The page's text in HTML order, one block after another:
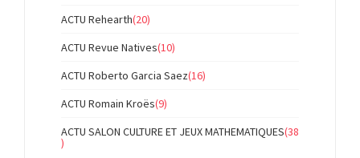
ACTU Rehearth(20)
ACTU Revue Natives(10)
ACTU Roberto Garcia Saez(16)
ACTU Romain Kroës(9)
ACTU SALON CULTURE ET JEUX MATHEMATIQUES(38
)